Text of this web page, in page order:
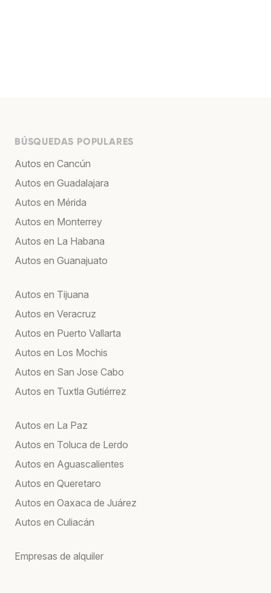
BÚSQUEDAS POPULARES
Autos en Cancún
Autos en Guadalajara
Autos en Mérida
Autos en Monterrey
Autos en La Habana
Autos en Guanajuato
Autos en Tijuana
Autos en Veracruz
Autos en Puerto Vallarta
Autos en Los Mochis
Autos en San Jose Cabo
Autos en Tuxtla Gutiérrez
Autos en La Paz
Autos en Toluca de Lerdo
Autos en Aguascalientes
Autos en Queretaro
Autos en Oaxaca de Juárez
Autos en Culiacán
Empresas de alquiler